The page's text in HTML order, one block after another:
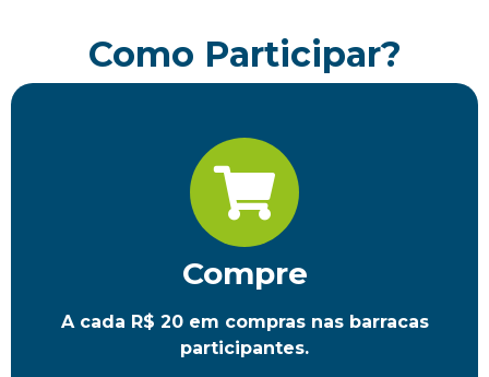
Como Participar?
Compre
A cada R$ 20 em compras nas barracas
participantes.